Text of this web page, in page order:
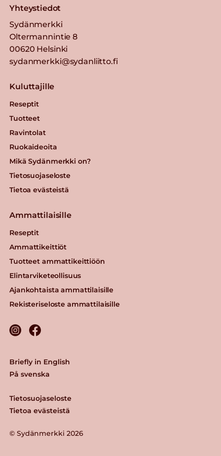
Yhteystiedot
Sydänmerkki
Oltermannintie 8
00620 Helsinki
sydanmerkki@sydanliitto.fi
Kuluttajille
Reseptit
Tuotteet
Ravintolat
Ruokaideoita
Mikä Sydänmerkki on?
Tietosuojaseloste
Tietoa evästeistä
Ammattilaisille
Reseptit
Ammattikeittiöt
Tuotteet ammattikeittiöön
Elintarviketeollisuus
Ajankohtaista ammattilaisille
Rekisteriseloste ammattilaisille
© Sydänmerkki 2026
Tietosuojaseloste
Tietoa evästeistä
Briefly in English
På svenska